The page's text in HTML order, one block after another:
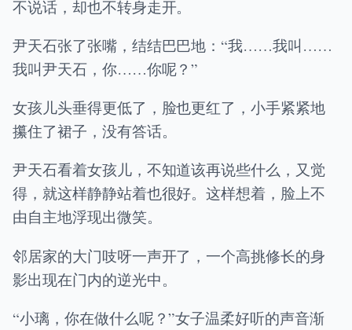
不说话，却也不转身走开。
尹天石张了张嘴，结结巴巴地：“我……我叫……
我叫尹天石，你……你呢？”
女孩儿头垂得更低了，脸也更红了，小手紧紧地
攥住了裙子，没有答话。
尹天石看着女孩儿，不知道该再说些什么，又觉
得，就这样静静站着也很好。这样想着，脸上不
由自主地浮现出微笑。
邻居家的大门吱呀一声开了，一个高挑修长的身
影出现在门内的逆光中。
“小璃，你在做什么呢？”女子温柔好听的声音渐